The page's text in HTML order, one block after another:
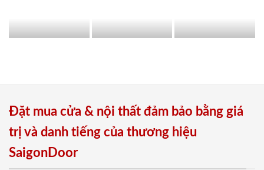
Đặt mua cửa & nội thất đảm bảo bằng giá
trị và danh tiếng của thương hiệu
SaigonDoor